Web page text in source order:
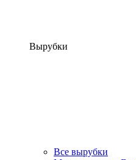
Вырубки
Все вырубки